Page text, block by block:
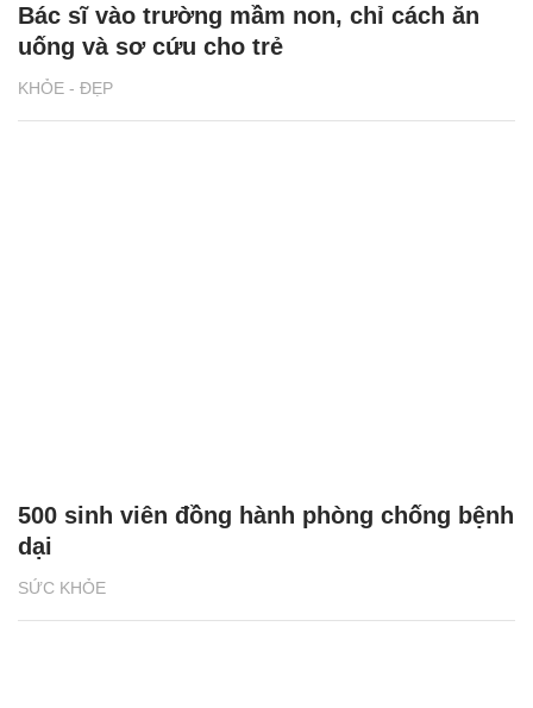
KHỎE - ĐẸP
Bác sĩ vào trường mầm non, chỉ cách ăn
uống và sơ cứu cho trẻ
SỨC KHỎE
500 sinh viên đồng hành phòng chống bệnh
dại